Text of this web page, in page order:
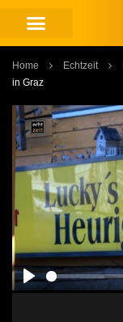
Home Echtzeit
in Graz
PLAY